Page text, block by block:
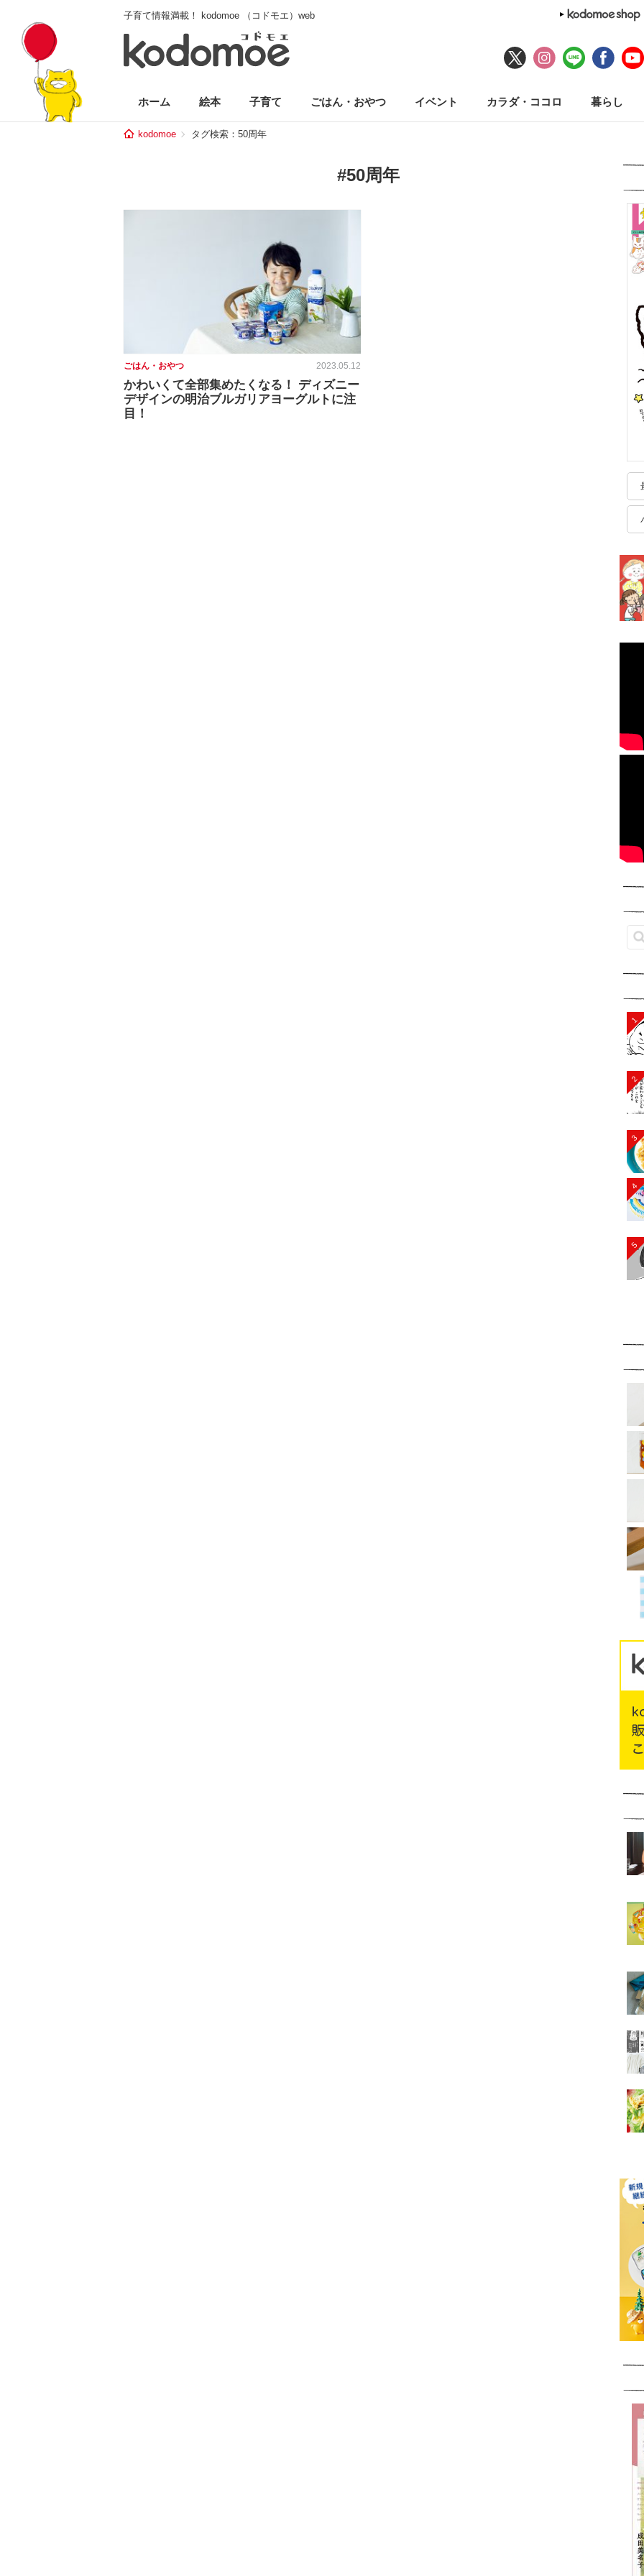
子育て情報満載！ kodomoe （コドモエ）web
ホーム 絵本 子育て ごはん・おやつ イベント カラダ・ココロ 暮らし
kodomoe タグ検索：50周年
#50周年
ごはん・おやつ 2023.05.12
かわいくて全部集めたくなる！ ディズニー
デザインの明治ブルガリアヨーグルトに注
目！
1
2
3
4
5